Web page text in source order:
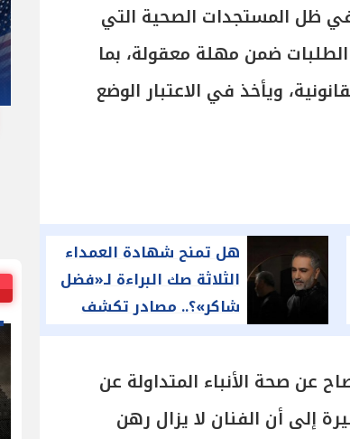
في ظل المستجدات الصحية التي
ضمن مهلة معقولة، بما
ويأخذ في الاعتبار الوضع
هل تمنح شهادة العمداء
الثلاثة صك البراءة لـ«فضل
شاكر»؟.. مصادر تكشف
سيناريوهات محاكمته
عن صحة الأنباء المتداولة عن
إلى أن الفنان لا يزال رهن
شوقي غريب.. المدير الفني رجل
كل المناصب في الجبلاية برعاية
هاني أبوريدة